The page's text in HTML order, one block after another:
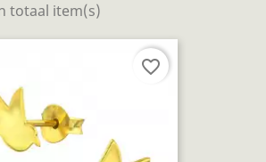
totaal item(s)
favorite_border